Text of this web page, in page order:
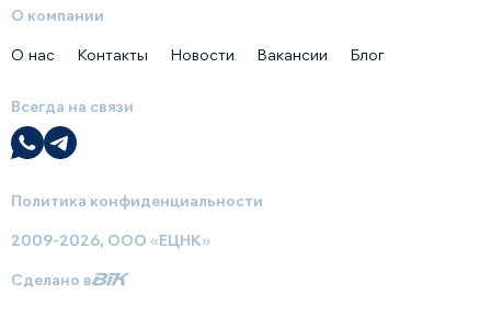
О компании
О нас Контакты Новости Вакансии Блог
Всегда на связи
Политика конфиденциальности
2009-2026, ООО «ЕЦНК»
Сделано в